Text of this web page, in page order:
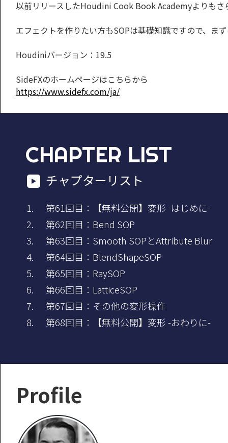
以前リリースしたHoudini Cook Book Academyよりも
エフェクトを作りたい方もSOPは基礎知識ですので、ま
Houdiniバージョン：19.5
SideFXのホームページはこちらから
https://www.sidefx.com/ja/
CHAPTER LIST
チャプターリスト
第61回目：【無料公開】変形 -はじめに-
第62回目：Bend SOP
第63回目：Smooth SOPとAttribute Blur
第64回目：BlendShapeSOP
第65回目：RaySOP
第66回目：LatticeSOP
第67回目：その他の変形操作
第68回目：【無料公開】変形 -おわりに-
Profile